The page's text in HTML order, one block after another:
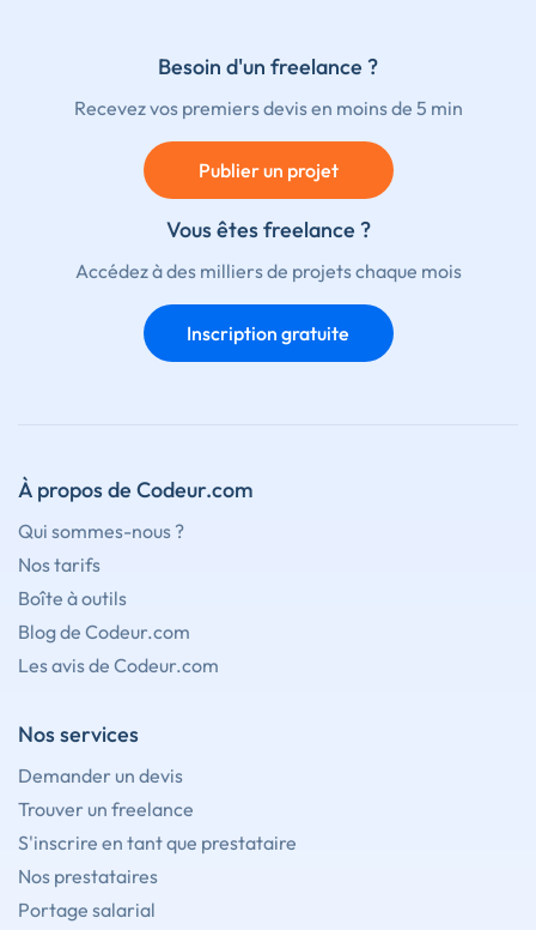
Besoin d'un freelance ?
Recevez vos premiers devis en moins de 5 min
Publier un projet
Vous êtes freelance ?
Accédez à des milliers de projets chaque mois
Inscription gratuite
À propos de Codeur.com
Qui sommes-nous ?
Nos tarifs
Boîte à outils
Blog de Codeur.com
Les avis de Codeur.com
Nos services
Demander un devis
Trouver un freelance
S'inscrire en tant que prestataire
Nos prestataires
Portage salarial